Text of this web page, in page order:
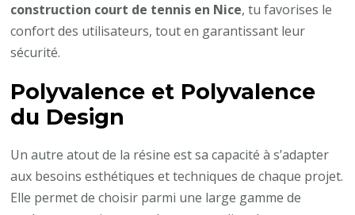
construction court de tennis en Nice, tu favorises le
confort des utilisateurs, tout en garantissant leur
sécurité.
Polyvalence et Polyvalence
du Design
Un autre atout de la résine est sa capacité à s’adapter
aux besoins esthétiques et techniques de chaque projet.
Elle permet de choisir parmi une large gamme de